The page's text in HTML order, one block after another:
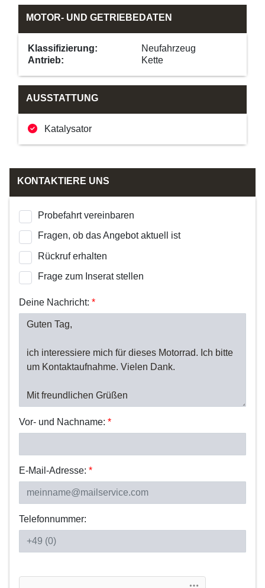
MOTOR- UND GETRIEBEDATEN
Klassifizierung:
Neufahrzeug
Antrieb:
Kette
AUSSTATTUNG
Katalysator
KONTAKTIERE UNS
Probefahrt vereinbaren
Fragen, ob das Angebot aktuell ist
Rückruf erhalten
Frage zum Inserat stellen
Deine Nachricht: *
Vor- und Nachname: *
E-Mail-Adresse: *
Telefonnummer: